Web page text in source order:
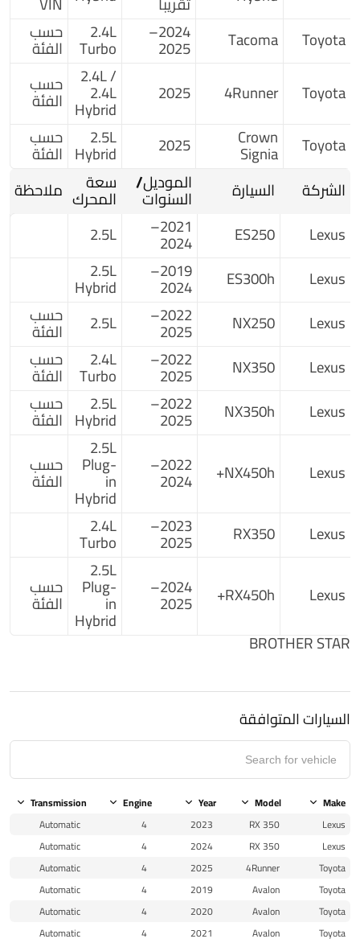
Toyota
Tacoma
2024–
2025
2.4L
Turbo
حسب
الفئة
Toyota
4Runner
2025
2.4L /
2.4L
Hybrid
حسب
الفئة
Toyota
Crown
Signia
2025
2.5L
Hybrid
حسب
الفئة
الشركة
السيارة الموديل/
السنوات
سعة
المحرك ملاحظة
Lexus
ES250
2021–
2024
2.5L
Lexus
ES300h
2019–
2024
2.5L
Hybrid
Lexus
NX250
2022–
2025
2.5L حسب
الفئة
Lexus
NX350
2022–
2025
2.4L
Turbo
حسب
الفئة
Lexus
NX350h
2022–
2025
2.5L
Hybrid
حسب
الفئة
Lexus
NX450h+
2022–
2024
2.5L
Plug-
in
Hybrid
حسب
الفئة
Lexus
RX350
2023–
2025
2.4L
Turbo
Lexus
RX450h+
2024–
2025
2.5L
Plug-
in
Hybrid
حسب
الفئة
BROTHER STAR
السيارات المتوافقة
Make
Model
Year
Engine
Transmission
Lexus
RX 350
2023
4
Automatic
Lexus
RX 350
2024
4
Automatic
Toyota
4Runner
2025
4
Automatic
Toyota
Avalon
2019
4
Automatic
Toyota
Avalon
2020
4
Automatic
Toyota
Avalon
2021
4
Automatic